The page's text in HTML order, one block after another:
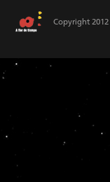
Copyright 2012